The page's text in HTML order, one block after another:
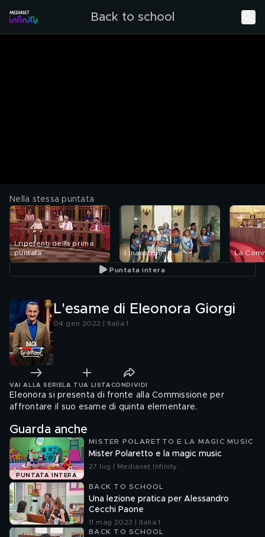
Back to school
Nella stessa puntata
I ripetenti della prima
puntata
I maestrini La
Puntata intera
L'esame di Eleonora Giorgi
04 gen 2022 | Italia 1
VAI ALLA SERIE LA TUA LISTA CONDIVIDI
Eleonora si presenta di fronte alla Commissione per
affrontare il suo esame di quinta elementare.
Guarda anche
PUNTATA INTERA
MISTER POLARETTO E LA MAGIC MUSIC
Mister Polaretto e la magic music
27 lug | Mediaset Infinity
BACK TO SCHOOL
Una lezione pratica per Alessandro
Cecchi Paone
11 mag 2023 | Italia 1
BACK TO SCHOOL